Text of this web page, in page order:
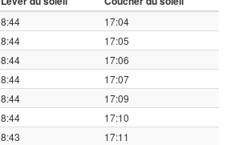
8:44
17:04
8:44
17:05
8:44
17:06
8:44
17:07
8:44
17:09
8:44
17:10
8:43
17:11